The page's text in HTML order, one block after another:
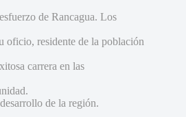
de Rancagua. Los
oficio, residente de la población
carrera en las
de la región.